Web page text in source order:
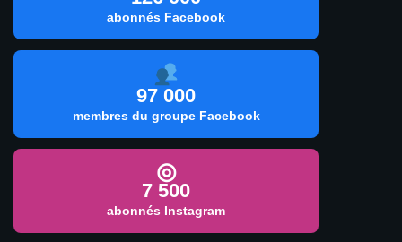
abonnés Facebook
97 000
membres du groupe Facebook
◎
7 500
abonnés Instagram